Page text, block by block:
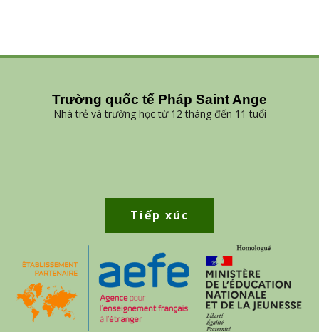
Trường quốc tế Pháp Saint Ange
Nhà trẻ và trường học từ 12 tháng đến 11 tuổi
Tiếp xúc